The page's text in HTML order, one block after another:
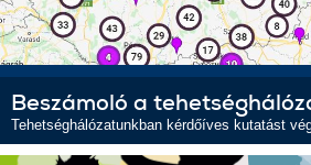
Beszámoló a
Tehetséghálózatunkban kérdőíves kutatást